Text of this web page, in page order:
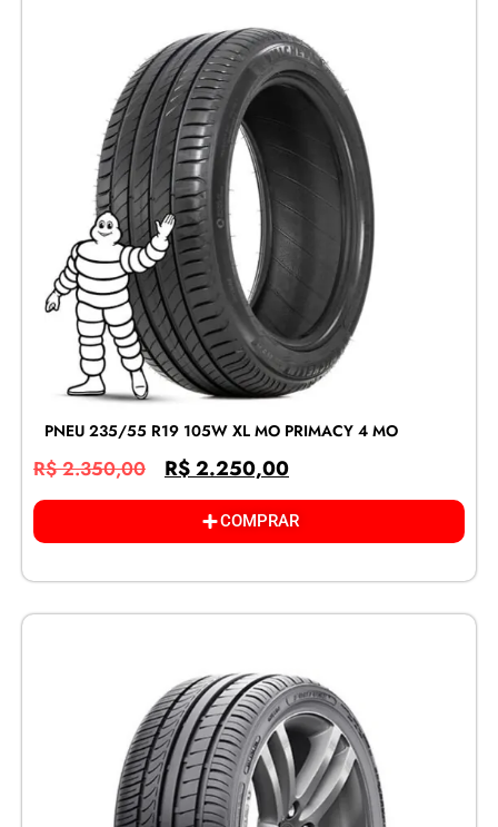
PNEU 235/55 R19 105W XL MO PRIMACY 4 MO
R$2.350,00 R$2.250,00
COMPRAR